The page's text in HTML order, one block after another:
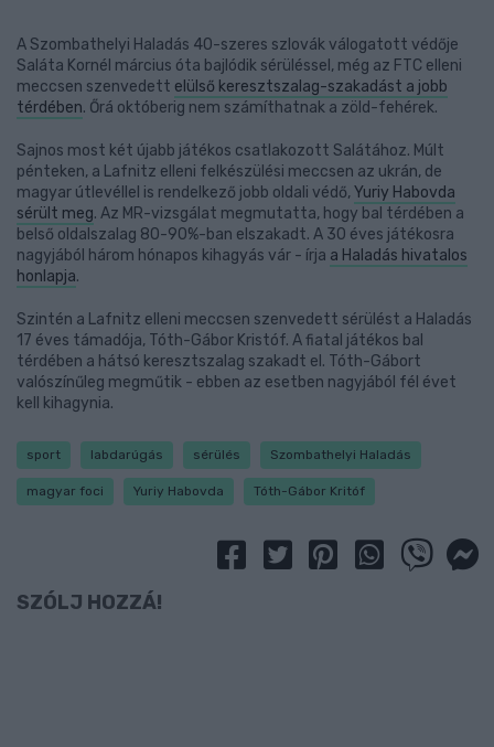
A Szombathelyi Haladás 40-szeres szlovák válogatott védője
Saláta Kornél március óta bajlódik sérüléssel, még az FTC elleni
meccsen szenvedett elülső keresztszalag-szakadást a jobb
térdében. Őrá októberig nem számíthatnak a zöld-fehérek.
Sajnos most két újabb játékos csatlakozott Salátához. Múlt
pénteken, a Lafnitz elleni felkészülési meccsen az ukrán, de
magyar útlevéllel is rendelkező jobb oldali védő,Yuriy Habovda
sérült meg. Az MR-vizsgálat megmutatta, hogy bal térdében a
belső oldalszalag 80-90%-ban elszakadt. A 30 éves játékosra
nagyjából három hónapos kihagyás vár - írja a Haladás hivatalos
honlapja.
Szintén a Lafnitz elleni meccsen szenvedett sérülést a Haladás
17 éves támadója, Tóth-Gábor Kristóf. A fiatal játékos bal
térdében a hátsó keresztszalag szakadt el. Tóth-Gábort
valószínűleg megműtik - ebben az esetben nagyjából fél évet
kell kihagynia.
sport labdarúgás sérülés Szombathelyi Haladás
magyar foci Yuriy Habovda Tóth-Gábor Kritóf
SZÓLJ HOZZÁ!